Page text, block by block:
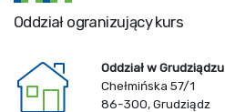
Oddział ogranizujący kurs
Oddział w Grudziądzu
Chełmińska 57/1
86-300, Grudziądz